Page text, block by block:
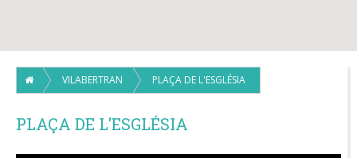
VILABERTRAN PLAÇA DE L'ESGLÉSIA
PLAÇA DE L'ESGLÉSIA